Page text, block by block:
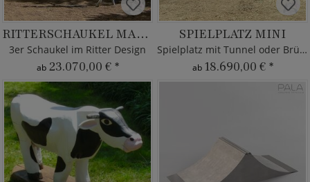
RITTERSCHAUKEL MALDIX
3er Schaukel im Ritter Design
ab 23.070,00 € *
SPIELPLATZ MINI
Spielplatz mit Tunnel oder Brücke
ab 18.690,00 € *